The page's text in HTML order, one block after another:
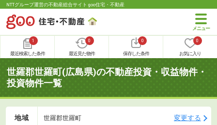
NTTグループ運営の不動産総合サイト goo住宅・不動産
1
最近検索した条件
0
最近見た物件
0
保存した条件
0
お気に入り
世羅郡世羅町(広島県)の不動産投資・収益物件・
投資物件一覧
地域 世羅郡世羅町 変更する